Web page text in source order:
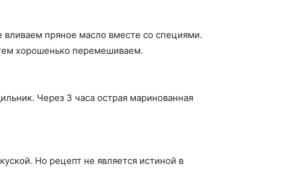
пряное масло вместе со специями.
хорошенько перемешиваем.
Через 3 часа острая маринованная
Но рецепт не является истиной в